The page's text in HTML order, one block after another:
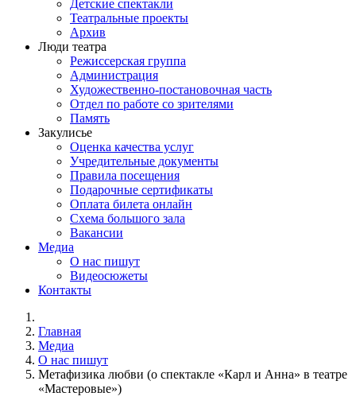
Детские спектакли
Театральные проекты
Архив
Люди театра
Режиссерская группа
Администрация
Художественно-постановочная часть
Отдел по работе со зрителями
Память
Закулисье
Оценка качества услуг
Учредительные документы
Правила посещения
Подарочные сертификаты
Оплата билета онлайн
Схема большого зала
Вакансии
Медиа
О нас пишут
Видеосюжеты
Контакты
Главная
Медиа
О нас пишут
Метафизика любви (о спектакле «Карл и Анна» в театре
«Мастеровые»)